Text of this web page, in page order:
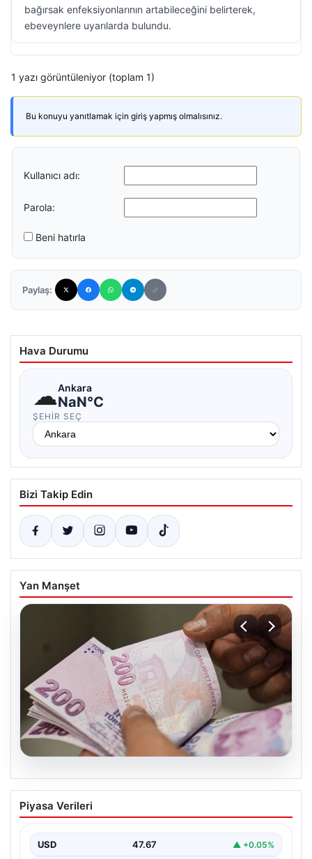
bağırsak enfeksiyonlarının artabileceğini belirterek,
ebeveynlere uyarılarda bulundu.
1 yazı görüntüleniyor (toplam 1)
Bu konuyu yanıtlamak için giriş yapmış olmalısınız.
Kullanıcı adı:
Parola:
Beni hatırla
Paylaş:
Hava Durumu
☁Ankara
NaN°C
ŞEHIR SEÇ
Bizi Takip Edin
Yan Manşet
05.08.2026
2026 Kurban Bayramı Emekli
İkramiyeleri Ne Zaman Ödenecek?
milyon emekli vatandaşın gözü kulağı bayram
ikramiyesi…
Piyasa Verileri
USD 47.67 ▲ +0.05%